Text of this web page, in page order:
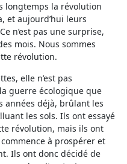
longtemps la révolution
et aujourd’hui leurs
n’est pas une surprise,
mois. Nous sommes
révolution.
elle n’est pas
guerre écologique que
années déjà, brûlant les
les sols. Ils ont essayé
révolution, mais ils ont
à prospérer et
Ils ont donc décidé de